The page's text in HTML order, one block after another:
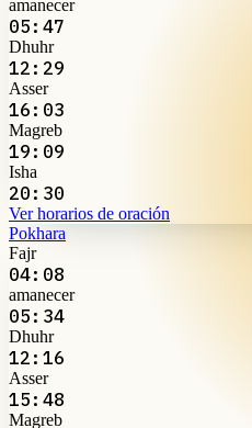
amanecer
05:47
Dhuhr
12:29
Asser
16:03
Magreb
19:09
Isha
20:30
Ver horarios de oración
Pokhara
Fajr
04:08
amanecer
05:34
Dhuhr
12:16
Asser
15:48
Magreb